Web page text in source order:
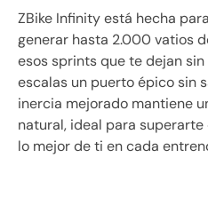
ZBike Infinity está hecha
generar hasta 2.000 vatios
esos sprints que te dejan
escalas un puerto épico sin
inercia mejorado mantiene
natural, ideal para
lo mejor de ti en cada